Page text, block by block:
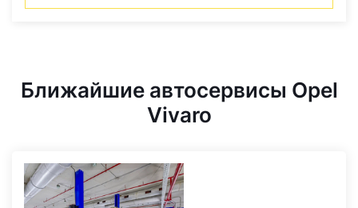
Ближайшие автосервисы Opel
Vivaro